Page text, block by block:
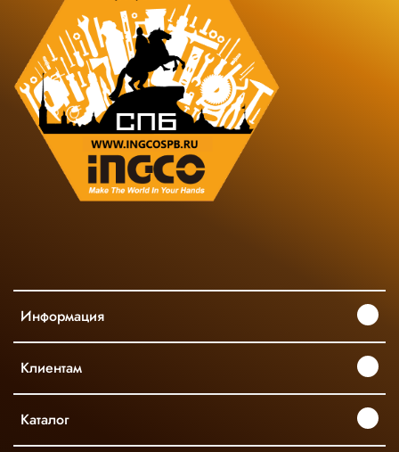
Информация
Клиентам
Каталог